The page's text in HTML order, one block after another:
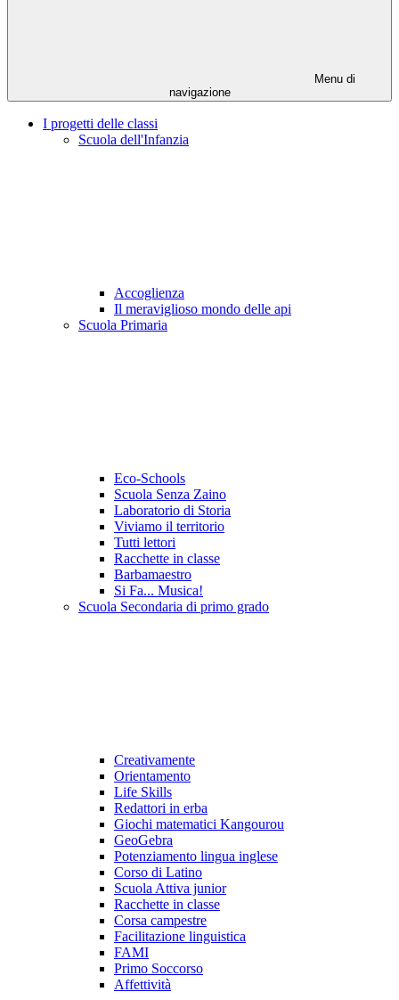
Menu di
navigazione
I progetti delle classi
Scuola dell'Infanzia
Accoglienza
Il meraviglioso mondo delle api
Scuola Primaria
Eco-Schools
Scuola Senza Zaino
Laboratorio di Storia
Viviamo il territorio
Tutti lettori
Racchette in classe
Barbamaestro
Si Fa... Musica!
Scuola Secondaria di primo grado
Creativamente
Orientamento
Life Skills
Redattori in erba
Giochi matematici Kangourou
GeoGebra
Potenziamento lingua inglese
Corso di Latino
Scuola Attiva junior
Racchette in classe
Corsa campestre
Facilitazione linguistica
FAMI
Primo Soccorso
Affettività